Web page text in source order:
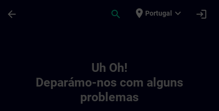
arrow_back search place Portugal expand_more login
Uh Oh!
Deparámo-nos com alguns
problemas